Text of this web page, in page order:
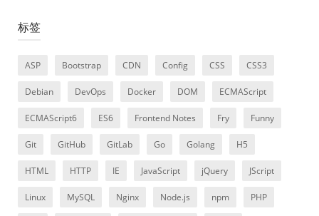
标签
ASP Bootstrap CDN Config CSS CSS3
Debian DevOps Docker DOM ECMAScript
ECMAScript6 ES6 Frontend Notes Fry Funny
Git GitHub GitLab Go Golang H5
HTML HTTP IE JavaScript jQuery JScript
Linux MySQL Nginx Node.js npm PHP